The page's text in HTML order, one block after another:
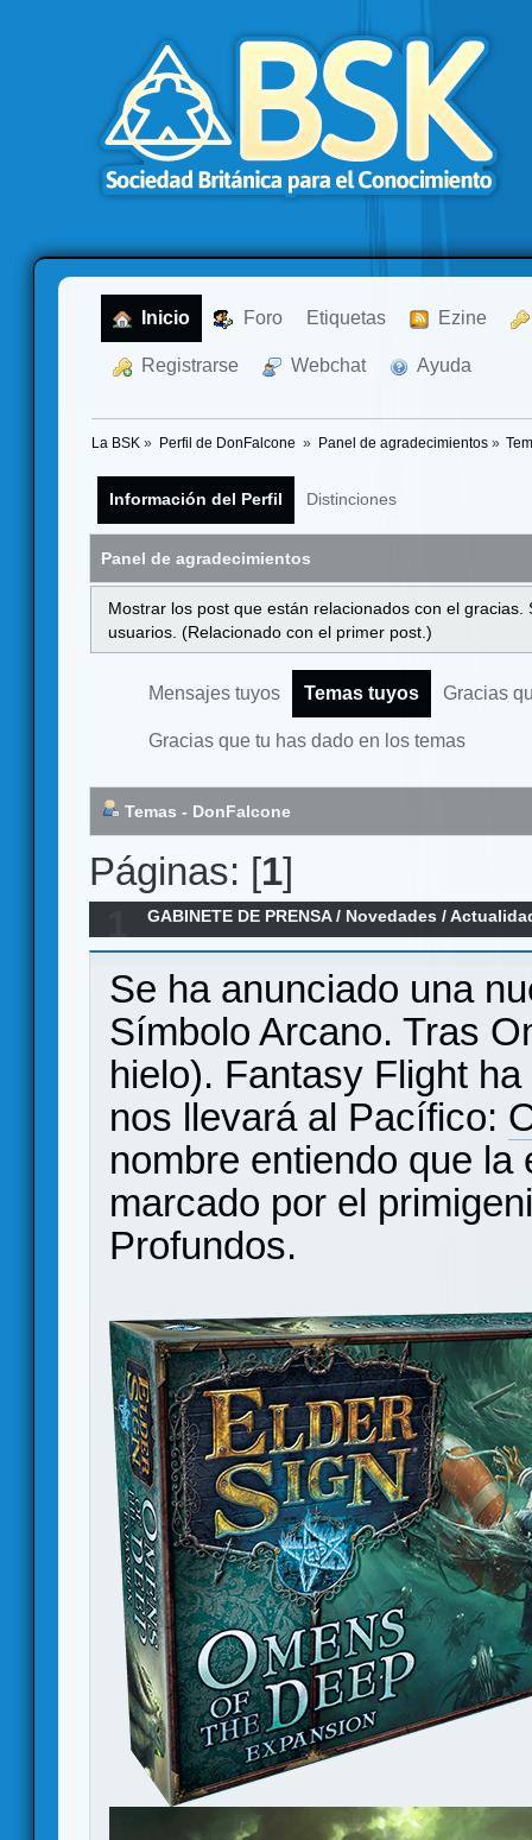
Inicio Foro Etiquetas Ezine
Registrarse Webchat Ayuda
La BSK » Perfil de DonFalcone » Panel de agradecimientos»
Información del Perfil Distinciones
Panel de agradecimientos
Mostrar los post que están relacionados con el
usuarios. (Relacionado con el primer post.)
Mensajes tuyos Temas tuyos Gracias
Gracias que tu has dado en los temas
Temas - DonFalcone
Páginas: [1]
GABINETE DE PRENSA/ Novedades /
Expansión Símbolo Arcano
Se ha anunciado una
Símbolo Arcano. Tras
hielo). Fantasy Flight
nos llevará al Pacífico:
nombre entiendo que
marcado por el
Profundos.